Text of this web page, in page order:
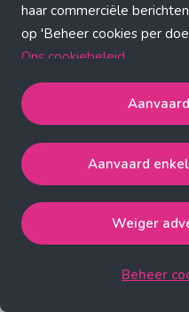
haar commerciële
op 'Beheer cookies per
Ons cookiebeleid
Aanvaard alle cookies
noodzakelijke,
cookies.
de strict noodzakelijke
Weiger advertentie
Aanvaard
Weiger
Beheer